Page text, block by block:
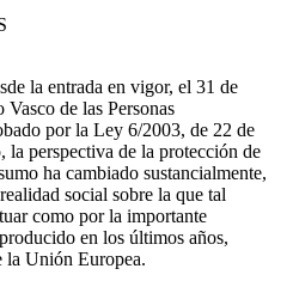
la entrada en vigor, el 31 de
de las Personas
por la Ley 6/2003, de 22 de
la perspectiva de la protección de
ha cambiado sustancialmente,
social sobre la que tal
como por la importante
en los últimos años,
la Unión Europea.